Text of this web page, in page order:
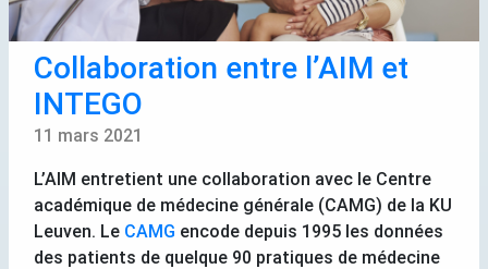
Collaboration entre l’AIM et
INTEGO
11 mars 2021
L’AIM entretient une collaboration avec le Centre
académique de médecine générale (CAMG) de la KU
Leuven. Le CAMG encode depuis 1995 les données
des patients de quelque 90 pratiques de médecine